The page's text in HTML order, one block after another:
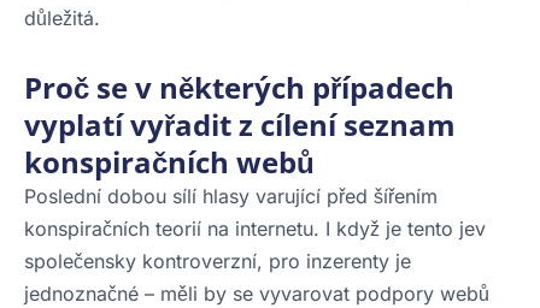
důležitá.
Proč se v některých případech
vyplatí vyřadit z cílení seznam
konspiračních webů
Poslední dobou sílí hlasy varující před šířením
konspiračních teorií na internetu. I když je tento jev
společensky kontroverzní, pro inzerenty je
jednoznačné – měli by se vyvarovat podpory webů